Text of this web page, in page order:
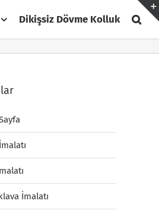
Dikişsiz Dövme Kolluk
İmalatı